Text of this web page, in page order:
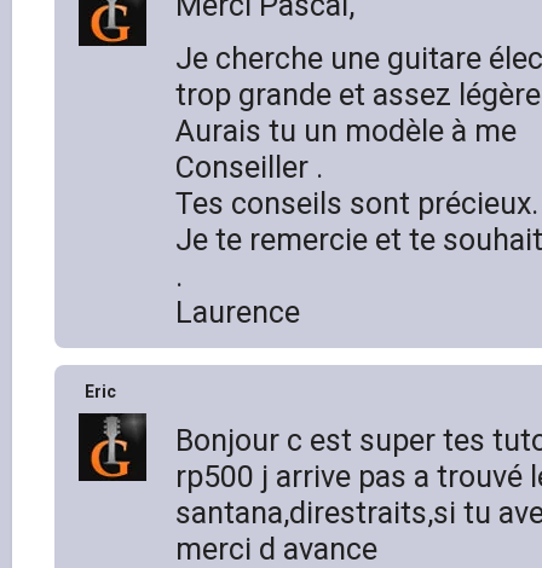
Je cherche une guitare
trop grande et assez
Aurais tu un modèle à me
Conseiller .
Tes conseils sont précieux.
Je te remercie et te
.
Laurence
Eric
Bonjour c est super tes
rp500 j arrive pas a trouvé
santana,direstraits,si tu
merci d avance